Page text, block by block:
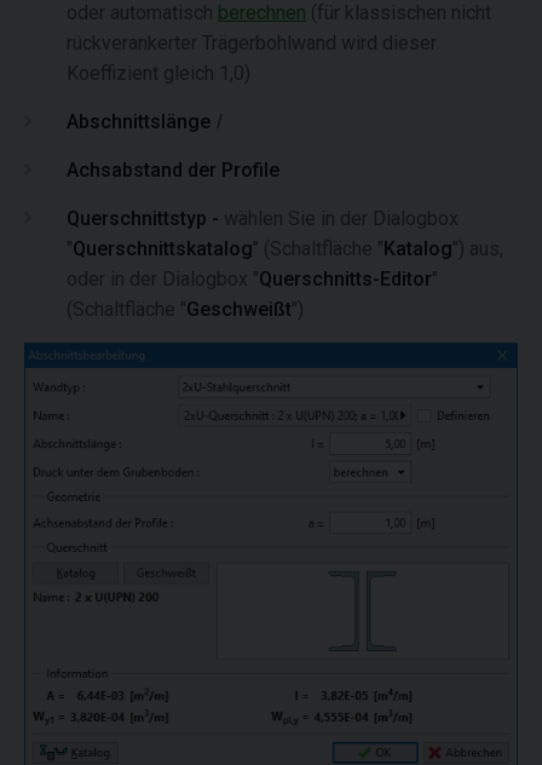
oder automatisch berechnen (für klassischen nicht
rückverankerter Trägerbohlwand wird dieser
Koeffizient gleich 1,0)
Abschnittslänge l
Achsabstand der Profile
Querschnittstyp - wählen Sie in der Dialogbox
"Querschnittskatalog" (Schaltfläche "Katalog") aus,
oder in der Dialogbox "Querschnitts-Editor"
(Schaltfläche "Geschweißt")